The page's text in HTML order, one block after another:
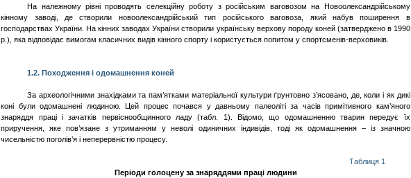
На належному рівні проводять селекційну роботу з російським ваговозом на Новоолександрійському
кінному заводі, де створили новоолександрійськийтип російського ваговоза, який набув поширення в
господарствах України. На кінних заводах України створили українську верхову породу коней (затверджено в 1990
р.), яка відповідає вимогам класичних видів кінного спорту і користується попитом у спортсменів-верховиків.
1.2. Походження і одомашнення коней
За археологічними знахідками та пам’ятками матеріальної культури ґрунтовно з’ясовано, де, коли і як дикі
коні були одомашнені людиною. Цей процес почався у давньому палеоліті за часів примітивного кам’яного
знаряддя праці і зачатків первіснообщинного ладу (табл. 1). Відомо, що одомашненню тварин передує їх
приручення, яке пов’язане з утриманням у неволі одиничних індивідів, тоді як одомашнення – із значною
чисельністю поголів’я і неперервністю процесу.
Таблиця 1
Періоди голоцену за знаряддями праці людини